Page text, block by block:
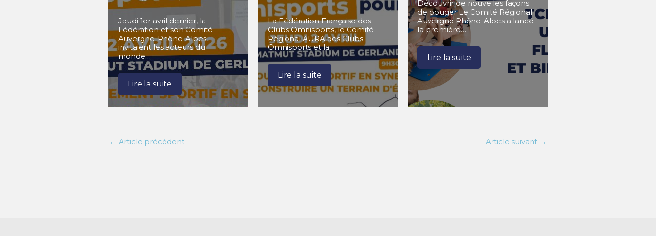
Jeudi 1er avril dernier, la
Fédération et son Comité
Auvergne-Rhône-Alpes
invitaient les acteurs du
monde…
Lire la suite
La Fédération Française des
Clubs Omnisports, le Comité
Régional AURA des Clubs
Omnisports et la…
Lire la suite
Découvrir de nouvelles façons
de bouger Le Comité Régional
Auvergne Rhône-Alpes a lancé
la première…
Lire la suite
← Article précédent Article suivant →